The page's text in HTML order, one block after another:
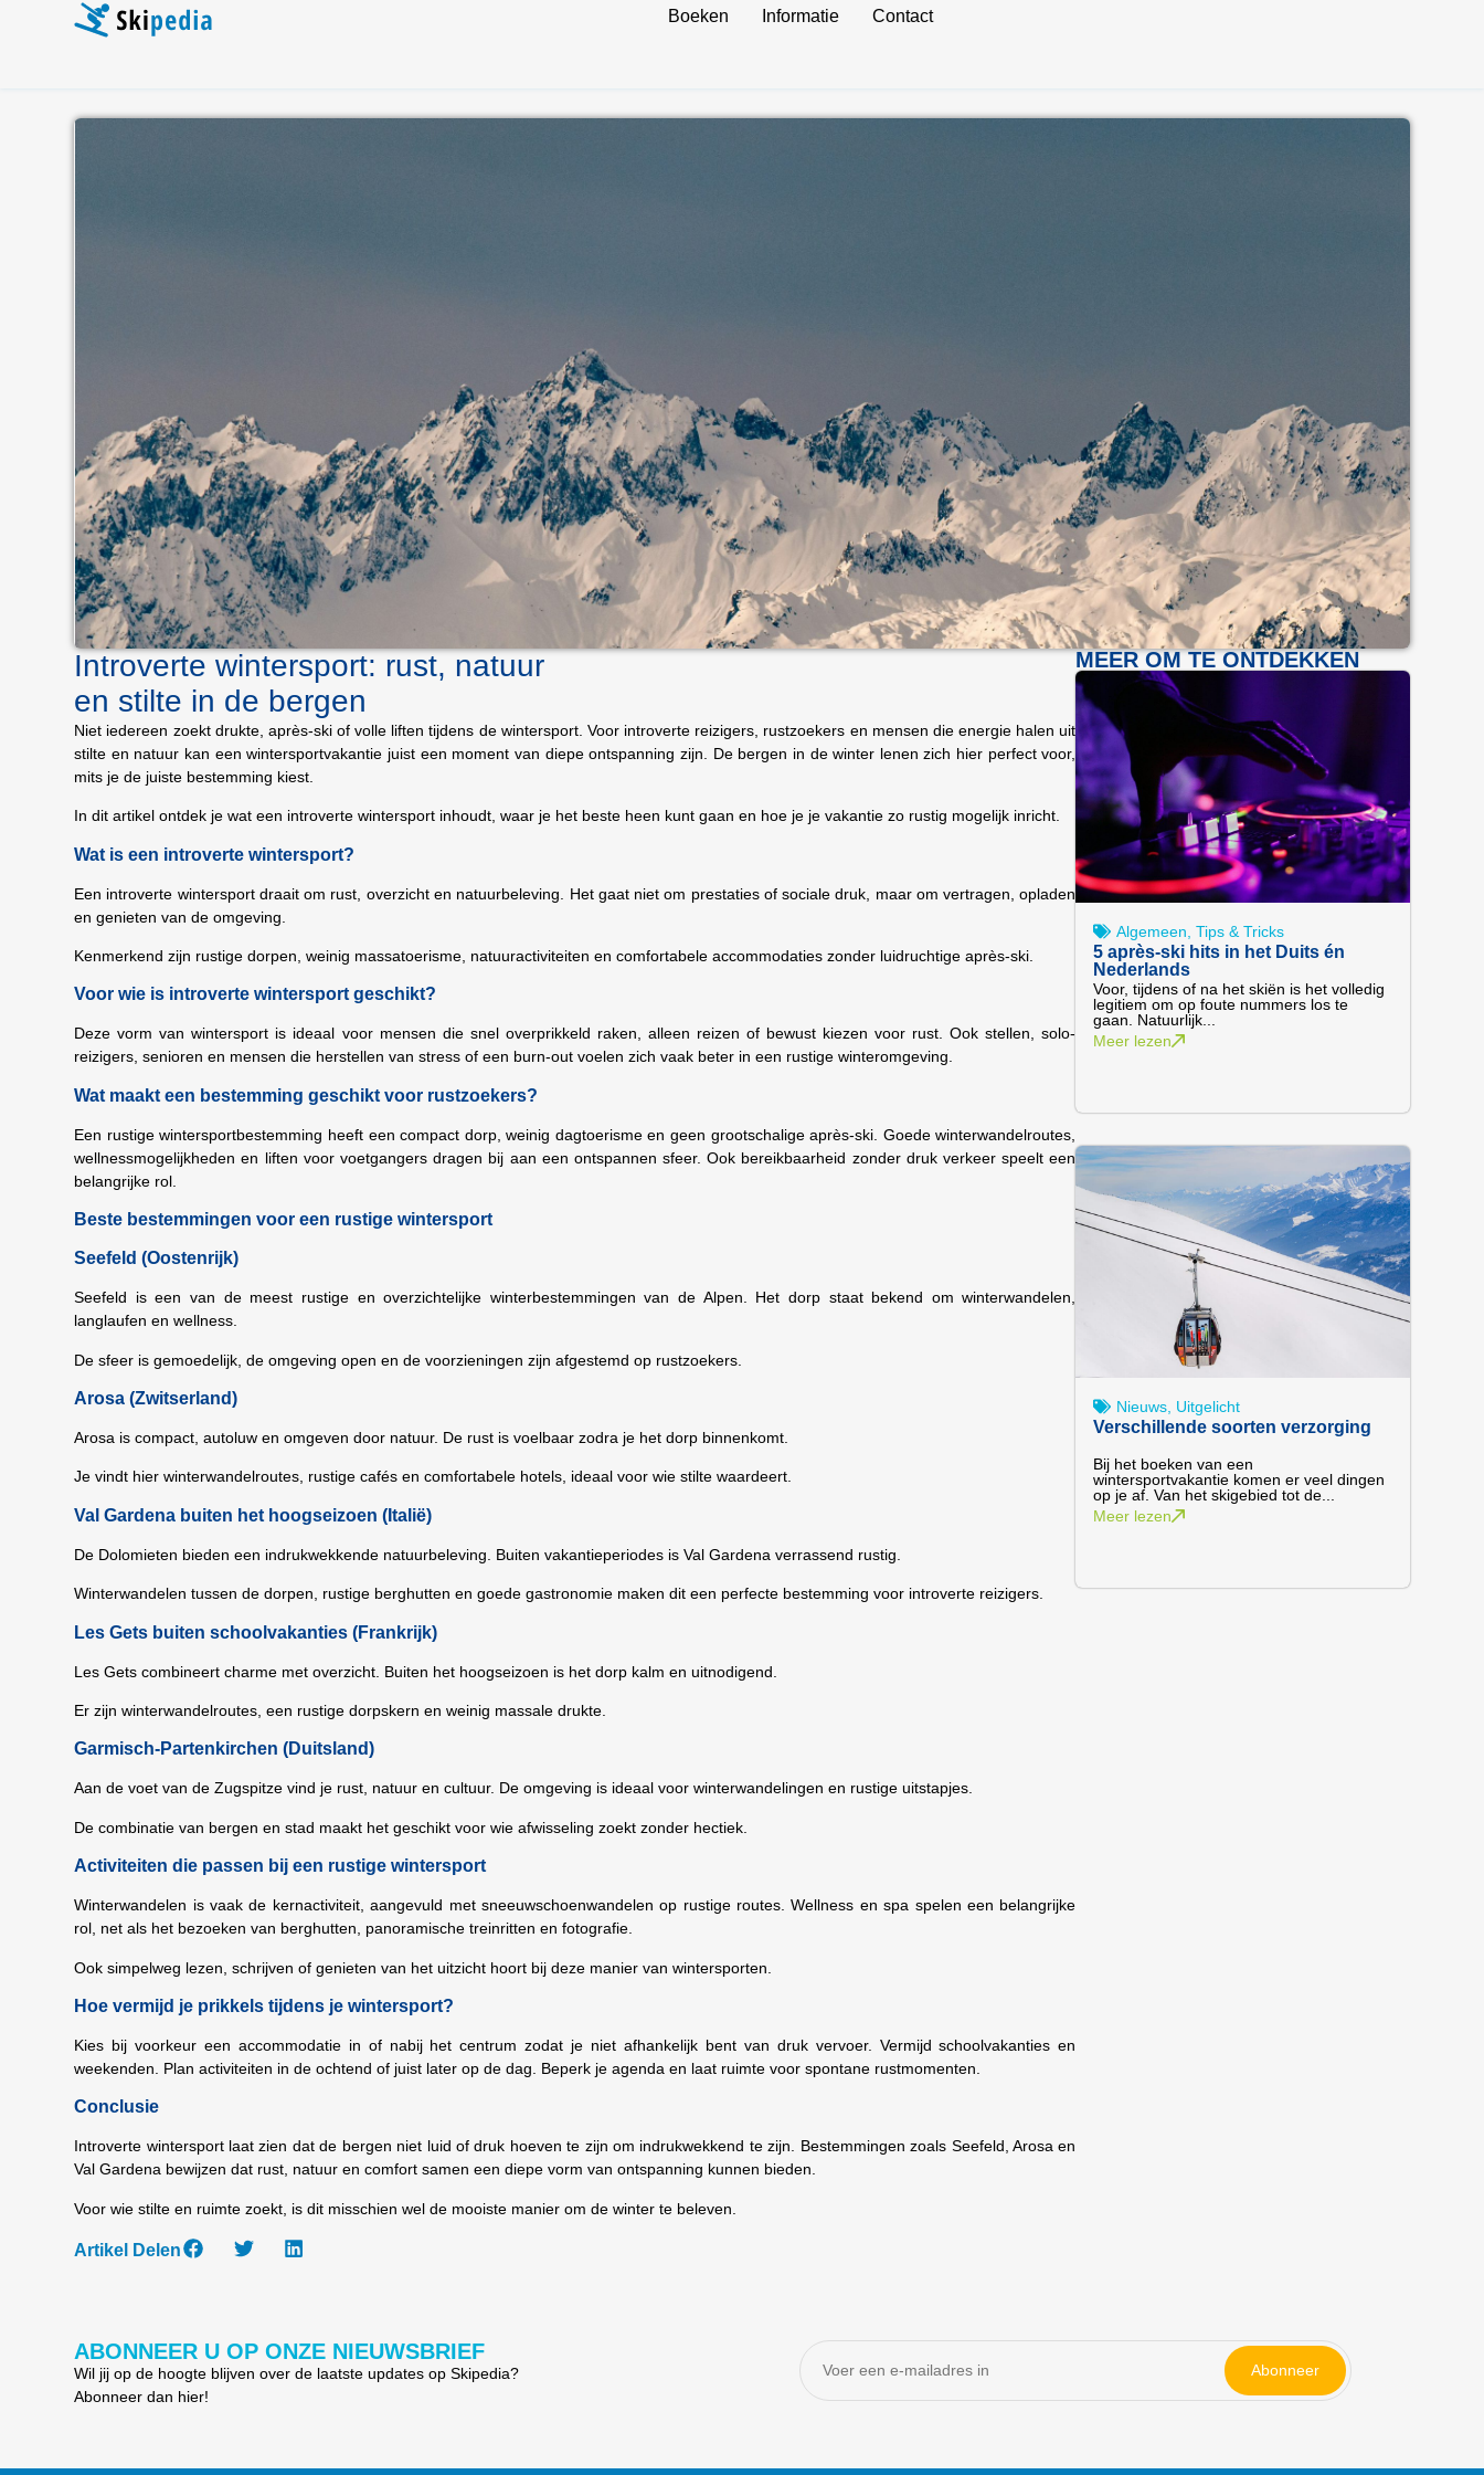
Boeken Informatie Contact
Introverte wintersport: rust, natuur
en stilte in de bergen
Niet iedereen zoekt drukte, après-ski of volle liften tijdens de wintersport. Voor introverte reizigers, rustzoekers en mensen die energie halen uit
stilte en natuur kan een wintersportvakantie juist een moment van diepe ontspanning zijn. De bergen in de winter lenen zich hier perfect voor,
mits je de juiste bestemming kiest.
In dit artikel ontdek je wat een introverte wintersport inhoudt, waar je het beste heen kunt gaan en hoe je je vakantie zo rustig mogelijk inricht.
Wat is een introverte wintersport?
Een introverte wintersport draait om rust, overzicht en natuurbeleving. Het gaat niet om prestaties of sociale druk, maar om vertragen, opladen
en genieten van de omgeving.
Kenmerkend zijn rustige dorpen, weinig massatoerisme, natuuractiviteiten en comfortabele accommodaties zonder luidruchtige après-ski.
Voor wie is introverte wintersport geschikt?
Deze vorm van wintersport is ideaal voor mensen die snel overprikkeld raken, alleen reizen of bewust kiezen voor rust. Ook stellen, solo-
reizigers, senioren en mensen die herstellen van stress of een burn-out voelen zich vaak beter in een rustige winteromgeving.
Wat maakt een bestemming geschikt voor rustzoekers?
Een rustige wintersportbestemming heeft een compact dorp, weinig dagtoerisme en geen grootschalige après-ski. Goede winterwandelroutes,
wellnessmogelijkheden en liften voor voetgangers dragen bij aan een ontspannen sfeer. Ook bereikbaarheid zonder druk verkeer speelt een
belangrijke rol.
Beste bestemmingen voor een rustige wintersport
Seefeld (Oostenrijk)
Seefeld is een van de meest rustige en overzichtelijke winterbestemmingen van de Alpen. Het dorp staat bekend om winterwandelen,
langlaufen en wellness.
De sfeer is gemoedelijk, de omgeving open en de voorzieningen zijn afgestemd op rustzoekers.
Arosa (Zwitserland)
Arosa is compact, autoluw en omgeven door natuur. De rust is voelbaar zodra je het dorp binnenkomt.
Je vindt hier winterwandelroutes, rustige cafés en comfortabele hotels, ideaal voor wie stilte waardeert.
Val Gardena buiten het hoogseizoen (Italië)
De Dolomieten bieden een indrukwekkende natuurbeleving. Buiten vakantieperiodes is Val Gardena verrassend rustig.
Winterwandelen tussen de dorpen, rustige berghutten en goede gastronomie maken dit een perfecte bestemming voor introverte reizigers.
Les Gets buiten schoolvakanties (Frankrijk)
Les Gets combineert charme met overzicht. Buiten het hoogseizoen is het dorp kalm en uitnodigend.
Er zijn winterwandelroutes, een rustige dorpskern en weinig massale drukte.
Garmisch-Partenkirchen (Duitsland)
Aan de voet van de Zugspitze vind je rust, natuur en cultuur. De omgeving is ideaal voor winterwandelingen en rustige uitstapjes.
De combinatie van bergen en stad maakt het geschikt voor wie afwisseling zoekt zonder hectiek.
Activiteiten die passen bij een rustige wintersport
Winterwandelen is vaak de kernactiviteit, aangevuld met sneeuwschoenwandelen op rustige routes. Wellness en spa spelen een belangrijke
rol, net als het bezoeken van berghutten, panoramische treinritten en fotografie.
Ook simpelweg lezen, schrijven of genieten van het uitzicht hoort bij deze manier van wintersporten.
Hoe vermijd je prikkels tijdens je wintersport?
Kies bij voorkeur een accommodatie in of nabij het centrum zodat je niet afhankelijk bent van druk vervoer. Vermijd schoolvakanties en
weekenden. Plan activiteiten in de ochtend of juist later op de dag. Beperk je agenda en laat ruimte voor spontane rustmomenten.
Conclusie
Introverte wintersport laat zien dat de bergen niet luid of druk hoeven te zijn om indrukwekkend te zijn. Bestemmingen zoals Seefeld, Arosa en
Val Gardena bewijzen dat rust, natuur en comfort samen een diepe vorm van ontspanning kunnen bieden.
Voor wie stilte en ruimte zoekt, is dit misschien wel de mooiste manier om de winter te beleven.
Artikel Delen
MEER OM TE ONTDEKKEN
Algemeen ,Tips & Tricks
5 après-ski hits in het Duits én
Nederlands
Voor, tijdens of na het skiën is het volledig
legitiem om op foute nummers los te
gaan. Natuurlijk...
Meer lezen
Nieuws Uitgelicht
Verschillende soorten verzorging
Bij het boeken van een
wintersportvakantie komen er veel dingen
op je af. Van het skigebied tot de...
Meer lezen
ABONNEER U OP ONZE NIEUWSBRIEF
Wil jij op de hoogte blijven over de laatste updates op Skipedia?
Abonneer dan hier!
Abonneer